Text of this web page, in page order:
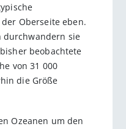
Oberseite eben.
durchwandern sie
beobachtete
von 31 000
die Größe
Ozeanen um den